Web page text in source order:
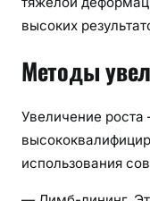
высоких
Методы
Увеличение
использования